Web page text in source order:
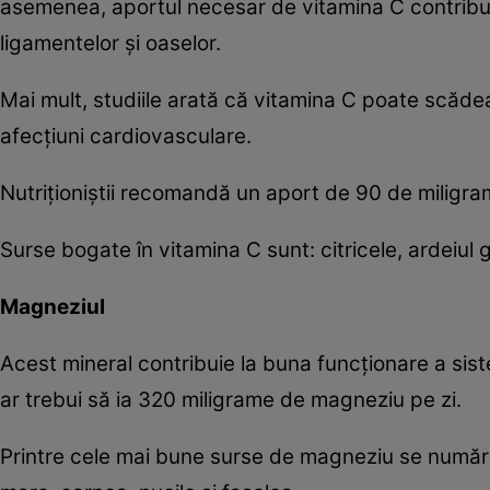
asemenea, aportul necesar de vitamina C
ligamentelor şi oaselor.
Mai mult, studiile arată că vitamina C poate
afecţiuni cardiovasculare.
Nutriţioniştii recomandă un aport de 90 de
Surse bogate în vitamina C sunt: citricele, ardeiul
Magneziul
Acest mineral contribuie la buna funcţionare a
ar trebui să ia 320 miligrame de magneziu pe zi.
Printre cele mai bune surse de magneziu se